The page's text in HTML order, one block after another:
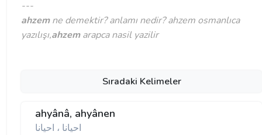
---
ahzemne demektir? anlamı nedir? ahzem osmanlıca
yazılışı,ahzemarapca nasil yazilir
Sıradaki Kelimeler
ahyânâ, ahyânen
احيانا ، احيانا